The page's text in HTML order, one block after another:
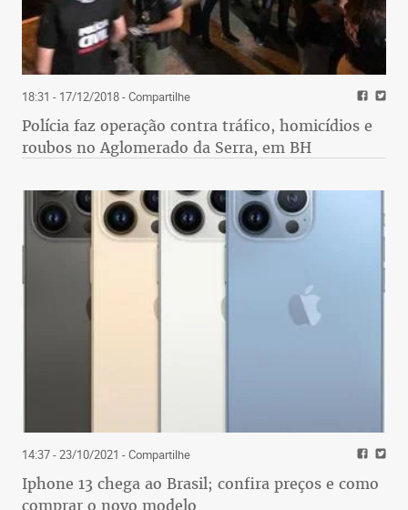
18:31 - 17/12/2018- Compartilhe
Polícia faz operação contra tráfico, homicídios e
roubos no Aglomerado da Serra, em BH
14:37 - 23/10/2021 - Compartilhe
Iphone 13 chega ao Brasil; confira preços e como
comprar o novo modelo